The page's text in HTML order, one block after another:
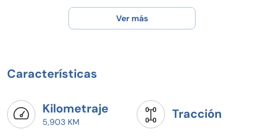
Ver más
Características
Kilometraje
5,903 KM
Tracción